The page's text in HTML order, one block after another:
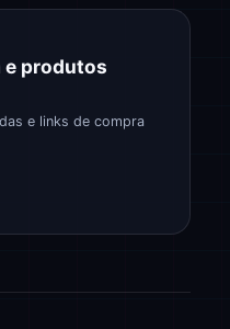
e produtos
e links de compra